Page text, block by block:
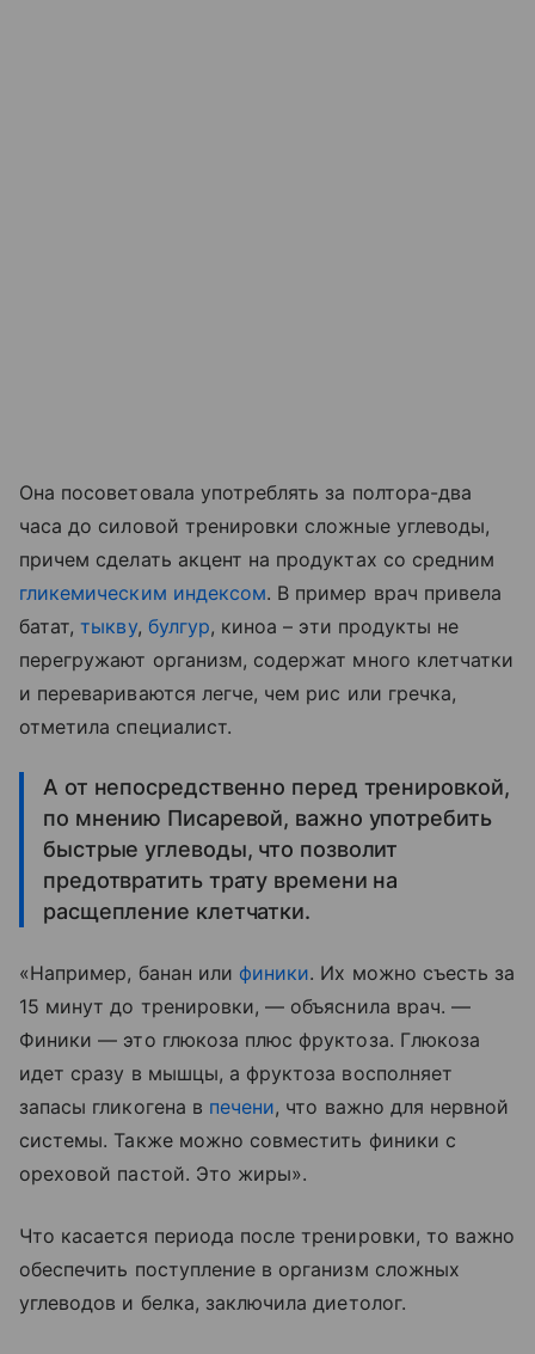
Она посоветовала употреблять за полтора-два
часа до силовой тренировки сложные углеводы,
причем сделать акцент на продуктах со средним
гликемическим индексом. В пример врач привела
батат,тыкву, булгур, киноа – эти продукты не
перегружают организм, содержат много клетчатки
и перевариваются легче, чем рис или гречка,
отметила специалист.
А от непосредственно перед тренировкой,
по мнению Писаревой, важно употребить
быстрые углеводы, что позволит
предотвратить трату времени на
расщепление клетчатки.
«Например, банан или финики. Их можно съесть за
15 минут до тренировки, — объяснила врач. —
Финики — это глюкоза плюс фруктоза. Глюкоза
идет сразу в мышцы, а фруктоза восполняет
запасы гликогена в печени, что важно для нервной
системы. Также можно совместить финики с
ореховой пастой. Это жиры».
Что касается периода после тренировки, то важно
обеспечить поступление в организм сложных
углеводов и белка, заключила диетолог.